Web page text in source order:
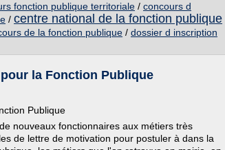
fonction publique territoriale / concours d
/ centre national de la fonction publique
de la fonction publique / dossier d inscription
la Fonction Publique
Publique
nouveaux fonctionnaires aux métiers très
de lettre de motivation pour postuler à dans la